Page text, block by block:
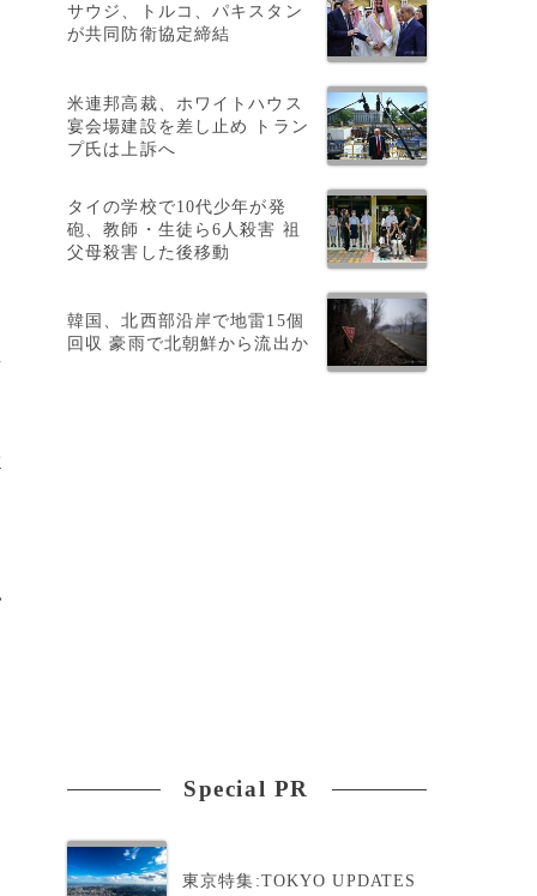
サウジ、トルコ、パキスタン
が共同防衛協定締結
米連邦高裁、ホワイトハウス
宴会場建設を差し止め トラン
プ氏は上訴へ
タイの学校で10代少年が発
砲、教師・生徒ら6人殺害 祖
父母殺害した後移動
韓国、北西部沿岸で地雷15個
回収 豪雨で北朝鮮から流出か
Special PR
東京特集:TOKYO UPDATES